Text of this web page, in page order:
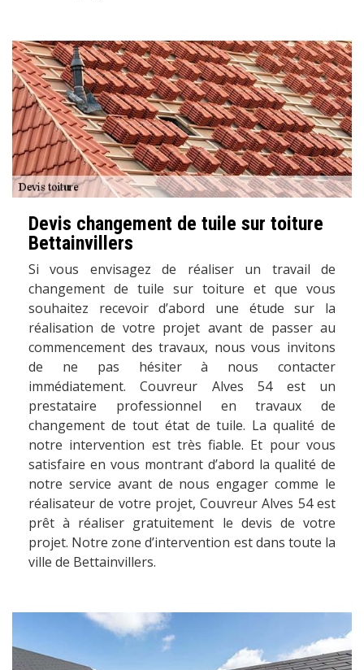
Devis changement de tuile sur toiture
Bettainvillers
Si vous envisagez de réaliser un travail de
changement de tuile sur toiture et que vous
souhaitez recevoir d’abord une étude sur la
réalisation de votre projet avant de passer au
commencement des travaux, nous vous invitons
de ne pas hésiter à nous contacter
immédiatement. Couvreur Alves 54 est un
prestataire professionnel en travaux de
changement de tout état de tuile. La qualité de
notre intervention est très fiable. Et pour vous
satisfaire en vous montrant d’abord la qualité de
notre service avant de nous engager comme le
réalisateur de votre projet, Couvreur Alves 54 est
prêt à réaliser gratuitement le devis de votre
projet. Notre zone d’intervention est dans toute la
ville de Bettainvillers.